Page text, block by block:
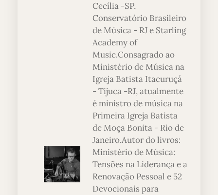
Cecília -SP,
Conservatório Brasileiro
de Música - RJ e Starling
Academy of
Music.Consagrado ao
Ministério de Música na
Igreja Batista Itacuruçá
- Tijuca -RJ, atualmente
é ministro de música na
Primeira Igreja Batista
de Moça Bonita - Rio de
Janeiro.Autor do livros:
Ministério de Música:
Tensões na Liderança e a
Renovação Pessoal e 52
Devocionais para